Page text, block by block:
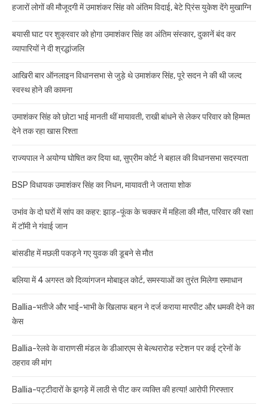
हजारों लोगों की मौजूदगी में उमाशंकर सिंह को अंतिम विदाई, बेटे प्रिंस युकेश देंगे मुखाग्नि
बयासी घाट पर शुक्रवार को होगा उमाशंकर सिंह का अंतिम संस्कार, दुकानें बंद कर
व्यापारियों ने दी श्रद्धांजलि
आखिरी बार ऑनलाइन विधानसभा से जुड़े थे उमाशंकर सिंह, पूरे सदन ने की थी जल्द
स्वस्थ होने की कामना
उमाशंकर सिंह को छोटा भाई मानती थीं मायावती, राखी बांधने से लेकर परिवार को हिम्मत
देने तक रहा खास रिश्ता
राज्यपाल ने अयोग्य घोषित कर दिया था, सुप्रीम कोर्ट ने बहाल की विधानसभा सदस्यता
BSP विधायक उमाशंकर सिंह का निधन, मायावती ने जताया शोक
उभांव के दो घरों में सांप का कहर: झाड़-फूंक के चक्कर में महिला की मौत, परिवार की रक्षा
में टॉमी ने गंवाई जान
बांसडीह में मछली पकड़ने गए युवक की डूबने से मौत
बलिया में 4 अगस्त को दिव्यांगजन मोबाइल कोर्ट, समस्याओं का तुरंत मिलेगा समाधान
Ballia-भतीजे और भाई-भाभी के खिलाफ बहन ने दर्ज कराया मारपीट और धमकी देने का
केस
Ballia-रेलवे के वाराणसी मंडल के डीआरएम से बेल्थरारोड स्टेशन पर कई ट्रेनों के
ठहराव की मांग
Ballia-पट्टीदारों के झगड़े में लाठी से पीट कर व्यक्ति की हत्या! आरोपी गिरफ्तार